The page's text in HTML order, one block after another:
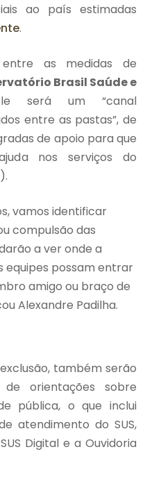
ao país estimadas
.
as medidas de
Brasil Saúde e
será um “canal
entre as pastas”, de
de apoio para que
nos serviços do
vamos identificar
compulsão das
a ver onde a
equipes possam entrar
amigo ou braço de
Alexandre Padilha.
também serão
de orientações sobre
pública, o que inclui
atendimento do SUS,
Digital e a Ouvidoria